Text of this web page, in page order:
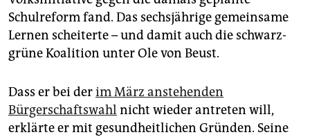
Schulreform fand. Das sechsjährige gemeinsame
Lernen scheiterte – und damit auch die schwarz-
grüne Koalition unter Ole von Beust.
Dass er bei derim März anstehenden
Bürgerschaftswahl nicht wieder antreten will,
erklärte er mit gesundheitlichen Gründen. Seine